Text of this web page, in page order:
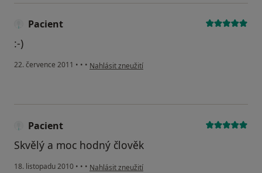
Pacient
:-)
22. července 2011 • • • podle názoru uživatele Pacient
Nahlásit zneužití
Pacient
Skvělý a moc hodný člověk
18. listopadu 2010 • • • podle názoru uživatele Pacient
Nahlásit zneužití